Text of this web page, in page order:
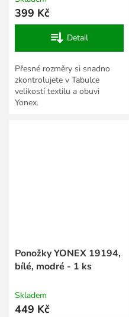
399 Kč
Detail
Přesné rozměry si snadno
zkontrolujete v Tabulce
velikostí textilu a obuvi
Yonex.
Ponožky YONEX 19194,
bílé, modré - 1 ks
Skladem
449 Kč